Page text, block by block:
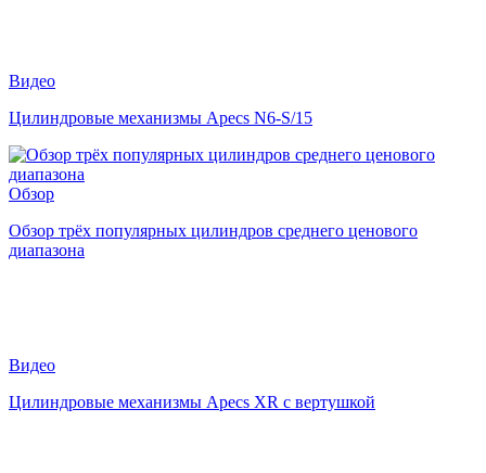
Видео
Цилиндровые механизмы Apecs N6-S/15
Обзор
Обзор трёх популярных цилиндров среднего ценового
диапазона
Видео
Цилиндровые механизмы Apecs XR с вертушкой